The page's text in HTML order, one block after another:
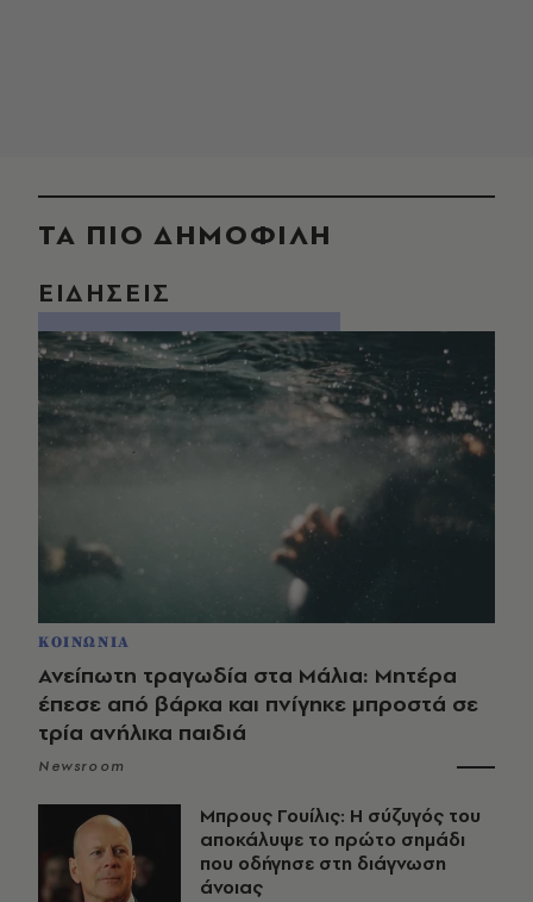
ΤΑ ΠΙΟ ΔΗΜΟΦΙΛΗ
ΕΙΔΗΣΕΙΣ
ΚΟΙΝΩΝΙΑ
Ανείπωτη τραγωδία στα Μάλια: Μητέρα
έπεσε από βάρκα και πνίγηκε μπροστά σε
τρία ανήλικα παιδιά
Newsroom
Μπρους Γουίλις: Η σύζυγός του
αποκάλυψε το πρώτο σημάδι
που οδήγησε στη διάγνωση
άνοιας